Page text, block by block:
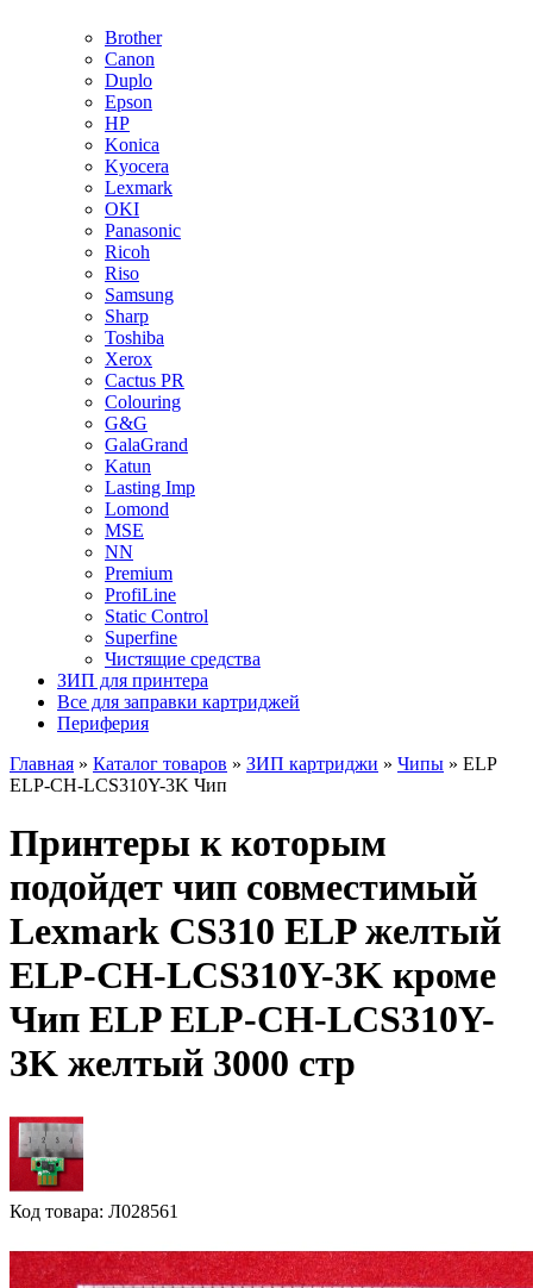
Brother
Canon
Duplo
Epson
HP
Konica
Kyocera
Lexmark
OKI
Panasonic
Ricoh
Riso
Samsung
Sharp
Toshiba
Xerox
Cactus PR
Colouring
G&G
GalaGrand
Katun
Lasting Imp
Lomond
MSE
NN
Premium
ProfiLine
Static Control
Superfine
Чистящие средства
ЗИП для принтера
Все для заправки картриджей
Периферия
Главная » Каталог товаров » ЗИП картриджи » Чипы » ELP
ELP-CH-LCS310Y-3K Чип
Принтеры к которым
подойдет чип совместимый
Lexmark CS310 ELP желтый
ELP-CH-LCS310Y-3K кроме
Чип ELP ELP-CH-LCS310Y-
3K желтый 3000 стр
Код товара: Л028561